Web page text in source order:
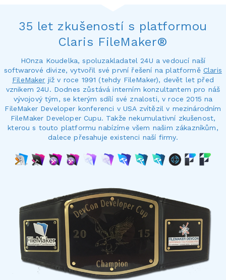
35 let zkušeností s platformou
Claris FileMaker®
HOnza Koudelka, spoluzakladatel 24U a vedoucí naší
softwarové divize, vytvořil své první řešení na platformě Claris
FileMaker již v roce 1991 (tehdy FileMaker), devět let před
vznikem 24U. Dodnes zůstává interním konzultantem pro náš
vývojový tým, se kterým sdílí své znalosti, v roce 2015 na
FileMaker Developer konferenci v USA zvítězil v mezinárodním
FileMaker Developer Cupu. Takže nekumulativní zkušenost,
kterou s touto platformu nabízíme všem našim zákazníkům,
dalece přesahuje existenci naší firmy.